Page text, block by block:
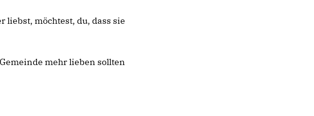
liebst, möchtest, du, dass sie
mehr lieben sollten